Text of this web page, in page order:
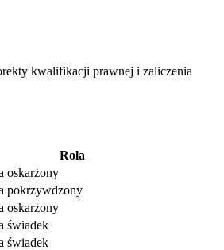
kwalifikacji prawnej i zaliczenia
Rola
oskarżony
pokrzywdzony
oskarżony
świadek
świadek